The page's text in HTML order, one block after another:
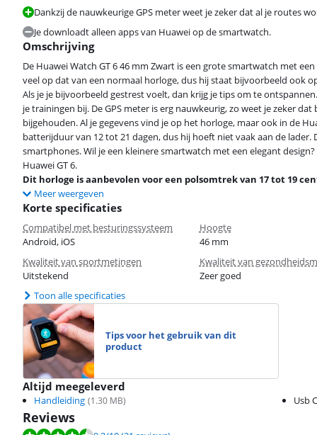
Dankzij de nauwkeurige GPS meter weet je zeker dat al je routes
Je downloadt alleen apps van Huawei op de smartwatch.
Omschrijving
De Huawei Watch GT 6 46 mm Zwart is een grote smartwatch met
veel op dat van een normaal horloge, dus hij staat bijvoorbeeld ook
Als je je bijvoorbeeld gestrest voelt, dan krijg je tips om te
je trainingen bij. De GPS meter is erg nauwkeurig, zo weet je zeker
bijgehouden. Al je gegevens vind je op het horloge, maar ook in de
batterijduur van 12 tot 21 dagen, dus hij hoeft niet vaak aan de
smartphones. Wil je een kleinere smartwatch met een elegant
Huawei GT 6.
Dit horloge is aanbevolen voor een polsomtrek van 17 tot 19
Meer weergeven
Korte specificaties
Compatibel met besturingssysteem
Android, iOS
Hoogte
46 mm
Kwaliteit van sportmetingen
Uitstekend
Kwaliteit van
Zeer goed
Toon alle specificaties
Tips voor het gebruik van dit
product
Altijd meegeleverd
Handleiding (1.30 MB) Usb
Reviews